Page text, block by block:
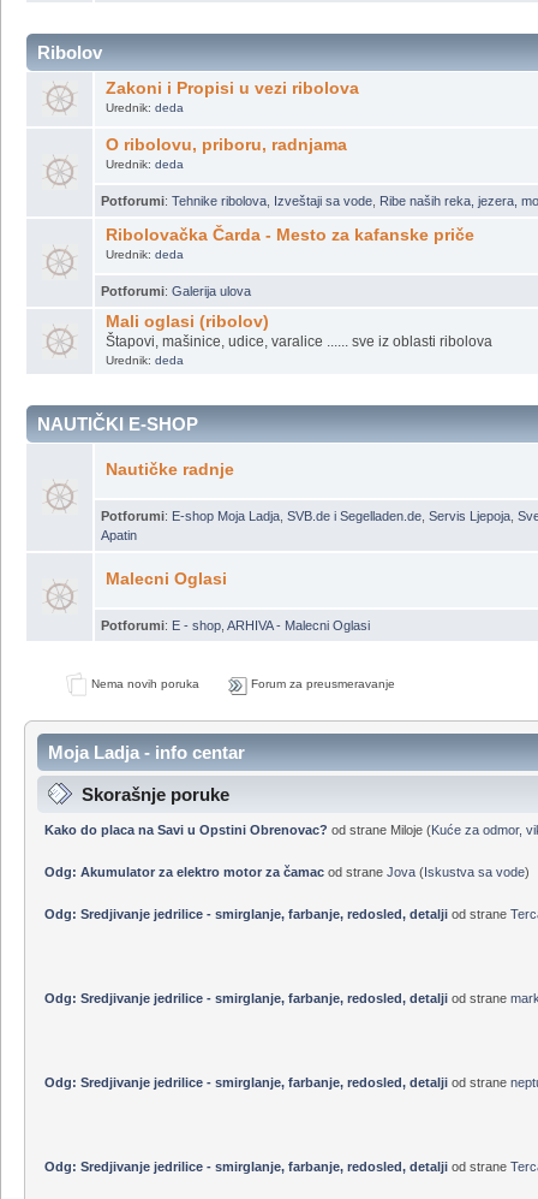
Potforumi : Klubovi
Zakoni i Propisi u vezi ribolova
Urednik:deda
O ribolovu, priboru, radnjama
Urednik: deda
Potforumi: Tehnike ribolova
Ribolovačka Čarda - Mesto za kafanske priče
Urednik:deda
Mali oglasi (ribolov)
Štapovi, mašinice, udice, varalice ...... sve iz oblasti ribolova
NAUTIČKI E-SHOP
Potforumi:E-shop Moja Ladja,SVB.de i Segelladen.de,Servis Ljepoja,
Apatin
Potforumi:E - shop,ARHIVA - Malecni Oglasi
Nema novih poruka Forum za preusmeravanje
Kako do placa na Savi u Opstini Obrenovac?od strane Miloje (Kuće za odmor,
Odg: Sredjivanje jedrilice - smirglanje, farbanje, redosled, detalji od strane
Odg: Sredjivanje jedrilice - smirglanje, farbanje, redosled, detalji od strane
Odg: Sredjivanje jedrilice - smirglanje, farbanje, redosled, detalji od strane